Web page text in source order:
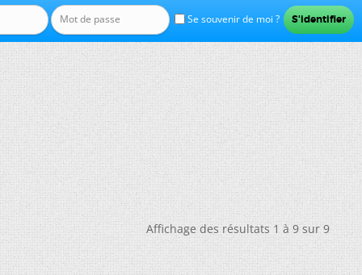
Se souvenir de moi ?
Affichage des résultats 1 à 9 sur 9